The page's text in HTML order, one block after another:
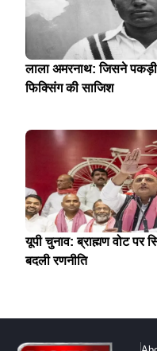
लाला अमरनाथ: जिसने पकड़ी
फिक्सिंग की साजिश
यूपी चुनाव: ब्राह्मण वोट पर
बदली रणनीति